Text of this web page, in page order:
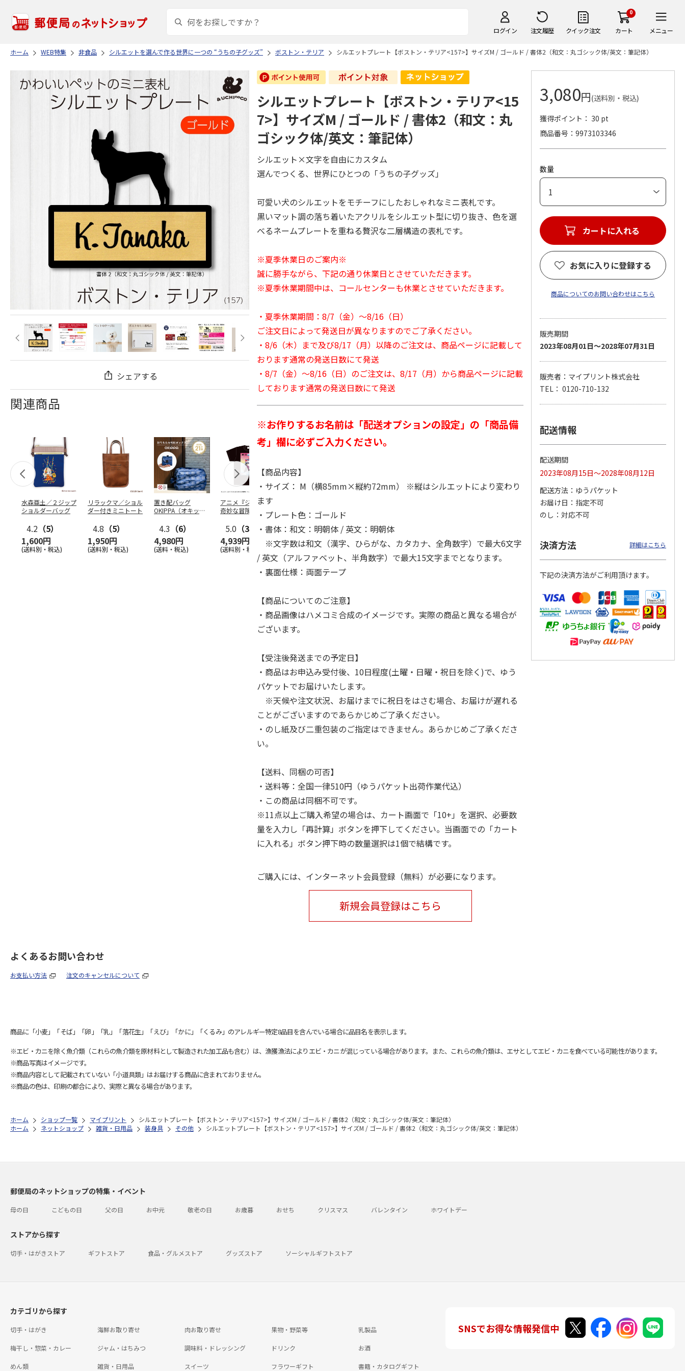
ログイン 注文履歴 クイック注文
0
カート メニュー
ホーム WEB特集 非食品 シルエットを選んで作る世界に一つの “うちの子グッズ” ボストン・テリア シルエットプレート【ボストン・テリア<157>】サイズM / ゴールド / 書体2（和文：丸ゴシック体/英文：筆記体）
シェアする
関連商品
水森亜土／２ジップ
ショルダーバッグ
4.2 （5）
1,600円
(送料別・税込)
リラックマ／ショル
ダー付きミニトート
4.8 （5）
1,950円
(送料別・税込)
置き配バッグ
OKIPPA（オキッ
4.3 （6）
4,980円
(送料・税込)
アニメ『ジョジョの
奇妙な冒険 黄金の
風』CITY POP…
5.0 （3）
4,939円
(送料別・税込)
ー付きバッグ
4.5（6）
1,760円
(送料別・税込)
3,080円
(送料別・税込)
3,839円
(送料別・税込)
4,400円
(送料別・税込)
『ジョジョの奇妙な
冒険 スターダスト
クルセイダース』
3,300円
(送料別・税込)
3,300円
(送料別・税込)
シルエットプレート【ボストン・テリア<15
7>】サイズM / ゴールド / 書体2（和文：丸
ゴシック体/英文：筆記体）
シルエット×文字を自由にカスタム
選んでつくる、世界にひとつの「うちの子グッズ」
可愛い犬のシルエットをモチーフにしたおしゃれなミニ表札です。
黒いマット調の落ち着いたアクリルをシルエット型に切り抜き、色を選
べるネームプレートを重ねる贅沢な二層構造の表札です。
※夏季休業日のご案内※
誠に勝手ながら、下記の通り休業日とさせていただきます。
※夏季休業期間中は、コールセンターも休業とさせていただきます。
・夏季休業期間：8/7（金）～8/16（日）
ご注文日によって発送日が異なりますのでご了承ください。
・8/6（木）まで及び8/17（月）以降のご注文は、商品ページに記載して
おります通常の発送日数にて発送
・8/7（金）～8/16（日）のご注文は、8/17（月）から商品ページに記載
しております通常の発送日数にて発送
※お作りするお名前は「配送オプションの設定」の「商品備
考」欄に必ずご入力ください。
【商品内容】
・サイズ： M（横85mm×縦約72mm） ※縦はシルエットにより変わり
ます
・プレート色：ゴールド
・書体：和文：明朝体 / 英文：明朝体
※文字数は和文（漢字、ひらがな、カタカナ、全角数字）で最大6文字
/ 英文（アルファベット、半角数字）で最大15文字までとなります。
・裏面仕様：両面テープ
【商品についてのご注意】
・商品画像はハメコミ合成のイメージです。実際の商品と異なる場合が
ございます。
【受注後発送までの予定日】
・商品はお申込み受付後、10日程度(土曜・日曜・祝日を除く)で、ゆう
パケットでお届けいたします。
※天候や注文状況、お届けまでに祝日をはさむ場合、お届けが遅れる
ことがございますのであらかじめご了承ください。
・のし紙及び二重包装のご指定はできません。あらかじめご了承くださ
い。
【送料、同梱の可否】
・送料等：全国一律510円（ゆうパケット出荷作業代込）
・この商品は同梱不可です。
※11点以上ご購入希望の場合は、カート画面で「10+」を選択、必要数
量を入力し「再計算」ボタンを押下してください。当画面での「カート
に入れる」ボタン押下時の数量選択は1個で結構です。
ご購入には、インターネット会員登録（無料）が必要になります。
新規会員登録はこちら
3,080円(送料別・税込)
獲得ポイント： 30 pt
商品番号
9973103346
数量
カートに入れる
お気に入りに登録する
商品についてのお問い合わせはこちら
販売期間
2023年08月01日～2028年07月31日
販売者：マイプリント株式会社
TEL： 0120-710-132
配送情報
配送期間
2023年08月15日～2028年08月12日
配送方法
ゆうパケット
お届け日
指定不可
のし
対応不可
決済方法 詳細はこちら
下記の決済方法がご利用頂けます。
よくあるお問い合わせ
お支払い方法 注文のキャンセルについて
商品に「小麦」「そば」「卵」「乳」「落花生」「えび」「かに」「くるみ」のアレルギー特定8品目を含んでいる場合に品目名を表示します。
※エビ・カニを除く魚介類（これらの魚介類を原材料として製造された加工品も含む）は、漁獲漁法によりエビ・カニが混じっている場合があります。また、これらの魚介類は、エサとしてエビ・カニを食べている可能性があります。
※商品写真はイメージです。
※商品内容として記載されていない「小道具類」はお届けする商品に含まれておりません。
※商品の色は、印刷の都合により、実際と異なる場合があります。
ホーム ショップ一覧 マイプリント
シルエットプレート【ボストン・テリア<157>】サイズM / ゴールド / 書体2（和文：丸ゴシック体/英文：筆記体）
ホーム
ネットショップ 雑貨・日用品 装身具 その他 シルエットプレート【ボストン・テリア<157>】サイズM / ゴールド / 書体2（和文：丸ゴシック体/英文：筆記体）
郵便局のネットショップの特集・イベント
母の日 こどもの日 父の日 お中元 敬老の日 お歳暮 おせち クリスマス バレンタイン ホワイトデー
ストアから探す
切手・はがきストア ギフトストア 食品・グルメストア グッズストア ソーシャルギフトストア
カテゴリから探す
切手・はがき 海鮮お取り寄せ 肉お取り寄せ 果物・野菜等 乳製品
梅干し・惣菜・カレー ジャム・はちみつ 調味料・ドレッシング ドリンク お酒
めん類 雑貨・日用品 スイーツ フラワーギフト 書籍・カタログギフト
SNSでお得な情報発信中